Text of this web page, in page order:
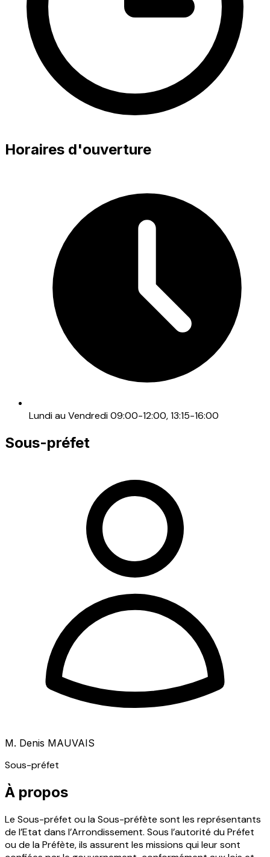
Horaires d'ouverture
Lundi au Vendredi 09:00-12:00, 13:15-16:00
Sous-préfet
M. Denis MAUVAIS
Sous-préfet
À propos
Le Sous-préfet ou la Sous-préfète sont les représentants
de l’Etat dans l’Arrondissement. Sous l’autorité du Préfet
ou de la Préfète, ils assurent les missions qui leur sont